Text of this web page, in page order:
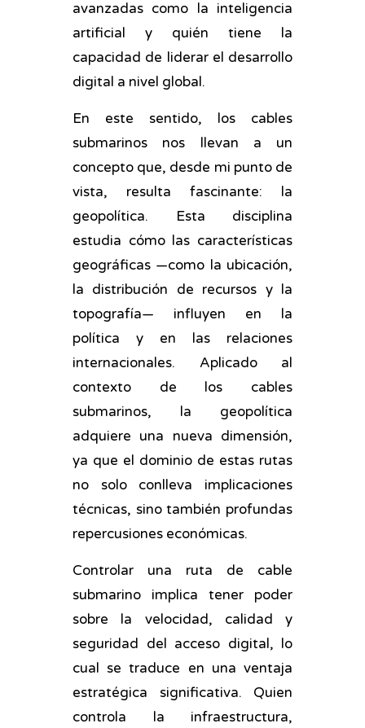
avanzadas como la inteligencia
artificial y quién tiene la
capacidad de liderar el desarrollo
digital a nivel global.
En este sentido, los cables
submarinos nos llevan a un
concepto que, desde mi punto de
vista, resulta fascinante: la
geopolítica. Esta disciplina
estudia cómo las características
geográficas —como la ubicación,
la distribución de recursos y la
topografía— influyen en la
política y en las relaciones
internacionales. Aplicado al
contexto de los cables
submarinos, la geopolítica
adquiere una nueva dimensión,
ya que el dominio de estas rutas
no solo conlleva implicaciones
técnicas, sino también profundas
repercusiones económicas.
Controlar una ruta de cable
submarino implica tener poder
sobre la velocidad, calidad y
seguridad del acceso digital, lo
cual se traduce en una ventaja
estratégica significativa. Quien
controla la infraestructura,